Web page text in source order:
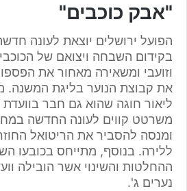
"אבק כוכבים"
הפועל ירושלים יוצאת לעונה
בקידום השבחה ויצואם של
וזועבי ומשאירה מאחור את
את קבוצת הנוער בליגת המשנה.
ליאור חוגה שהוא גם חבר
משרטט קווים לעונה החדשה
ומנסה להסביר את הריטואל
ללירה. בנוסף, מתייחס בכובעו
ההחלטות והשינוי אשר הובילה
נערים ג'.